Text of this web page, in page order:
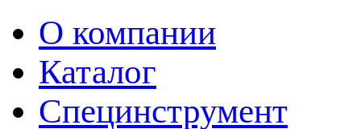
О компании
Каталог
Специнструмент